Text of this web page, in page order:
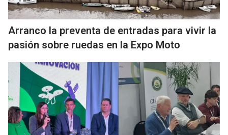
Arranco la preventa de entradas para vivir la
pasión sobre ruedas en la Expo Moto